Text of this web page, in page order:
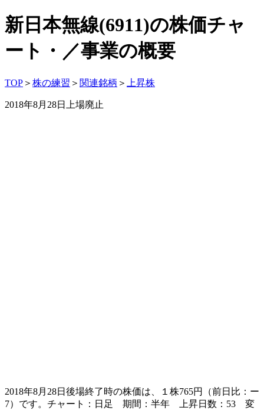
新日本無線(6911)の株価チャ
ート・／事業の概要
TOP ＞ 株の練習 ＞ 関連銘柄 ＞ 上昇株
2018年8月28日上場廃止
2018年8月28日後場終了時の株価は、１株765円（前日比： ー
7）です。チャート：日足 期間：半年 上昇日数：53 変